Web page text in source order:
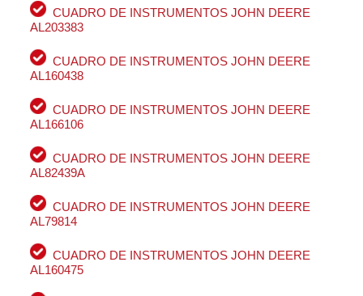
CUADRO DE INSTRUMENTOS JOHN DEERE
AL203383
CUADRO DE INSTRUMENTOS JOHN DEERE
AL160438
CUADRO DE INSTRUMENTOS JOHN DEERE
AL166106
CUADRO DE INSTRUMENTOS JOHN DEERE
AL82439A
CUADRO DE INSTRUMENTOS JOHN DEERE
AL79814
CUADRO DE INSTRUMENTOS JOHN DEERE
AL160475